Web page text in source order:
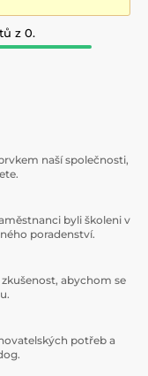
z 0.
naší společnosti,
byli školeni v
poradenství.
abychom se
potřeb a